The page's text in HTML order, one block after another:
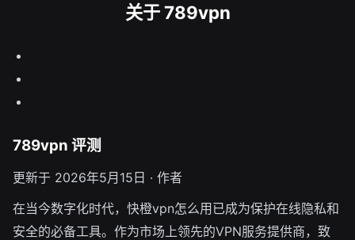
关于 789vpn
789vpn 评测
更新于 2026年5月15日 · 作者
在当今数字化时代，快橙vpn怎么用已成为保护在线隐私和
安全的必备工具。作为市场上领先的VPN服务提供商，致